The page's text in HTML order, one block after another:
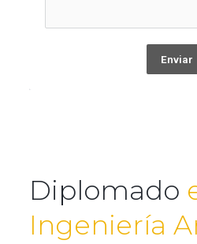
Enviar
Diplomado
Ingeniería